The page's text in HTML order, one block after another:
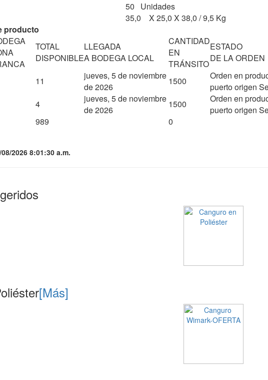
50 Unidades
35,0 X 25,0 X 38,0 / 9,5 Kg
producto
TOTAL
DISPONIBLE
LLEGADA
A BODEGA LOCAL
CANTIDAD
EN
TRÁNSITO
ESTADO
DE LA ORDEN
11
jueves, 5 de noviembre
de 2026
1500
Orden en
puerto origen
4
jueves, 5 de noviembre
de 2026
1500
Orden en
puerto origen
989 0
2026 8:01:30 a.m.
[Más]